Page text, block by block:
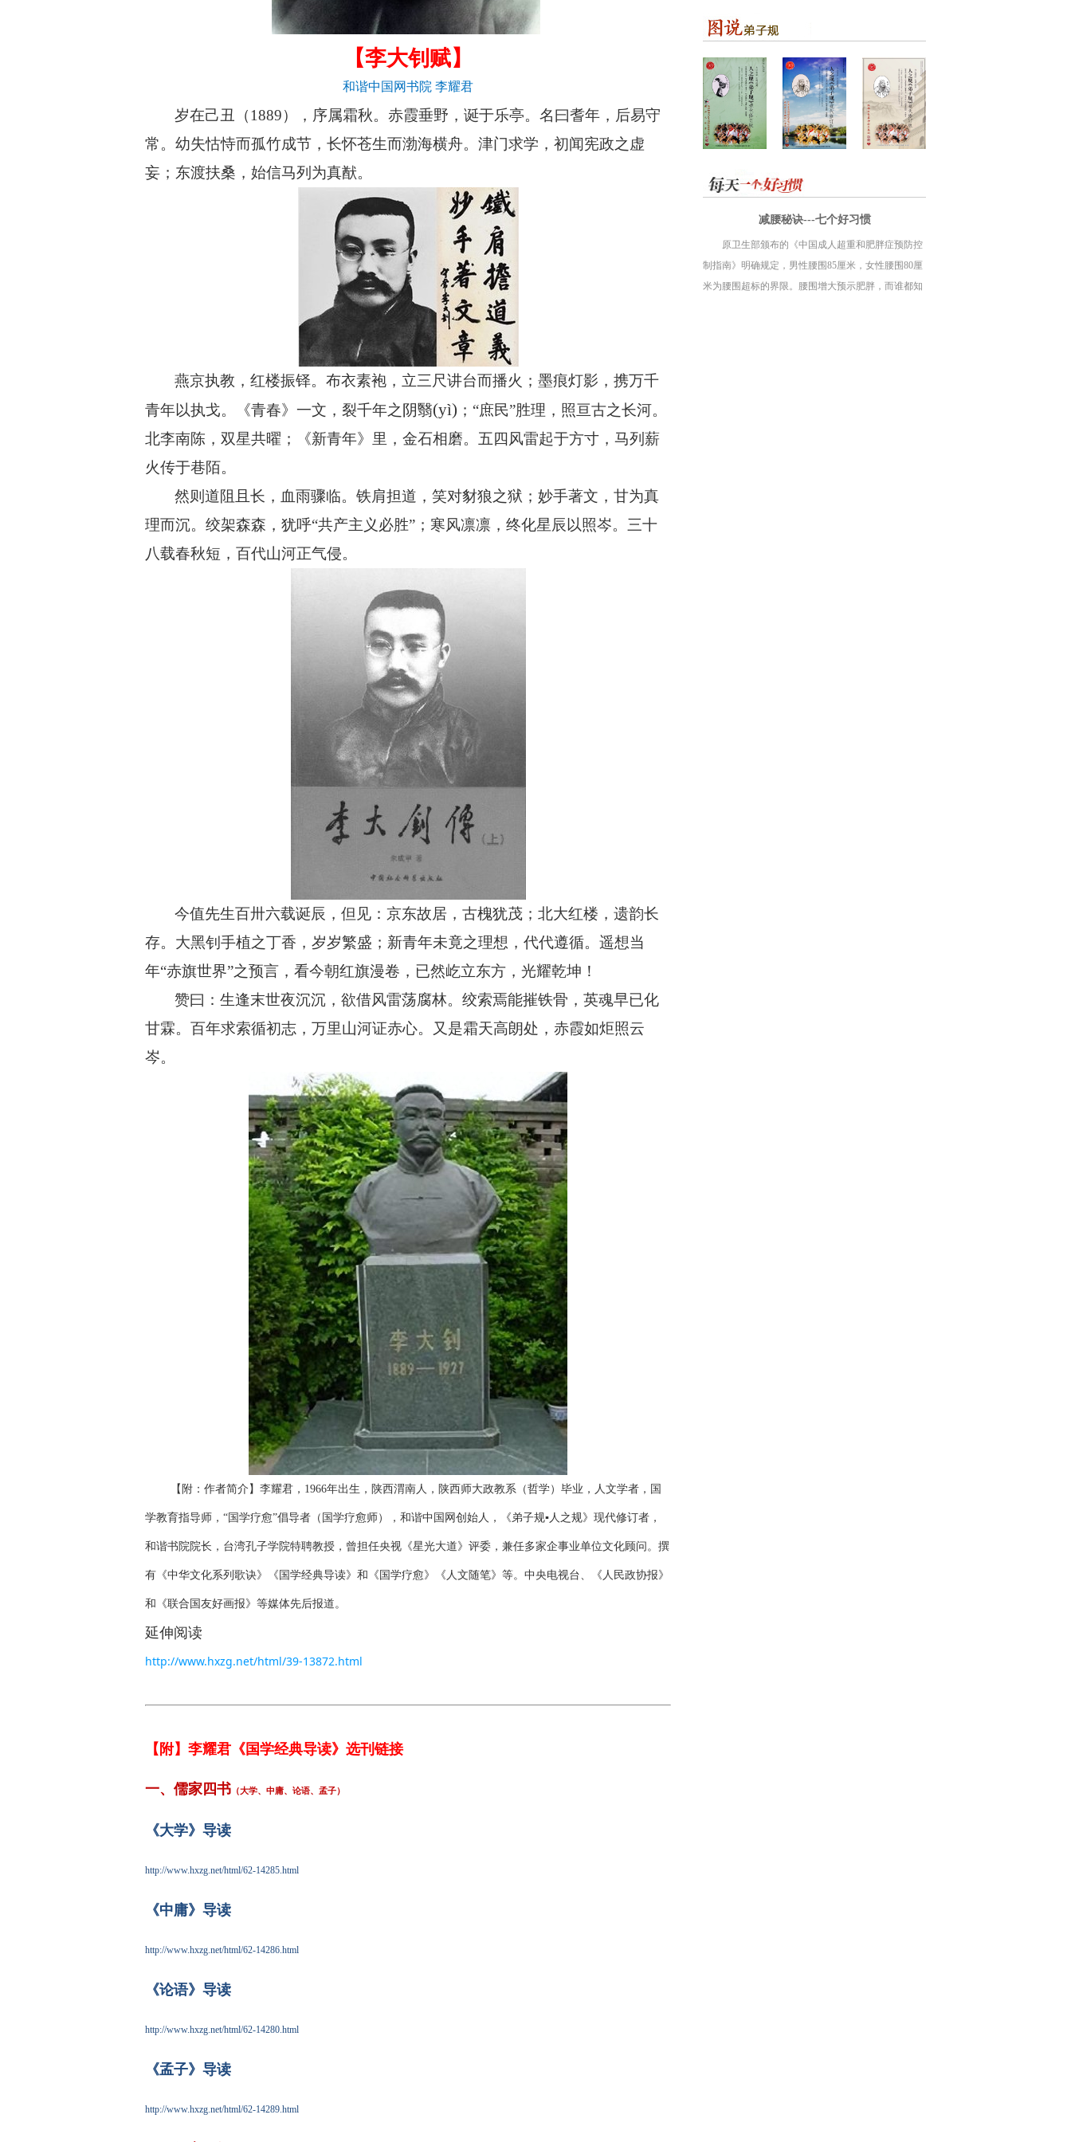
【李大钊赋】
和谐中国网书院 李耀君
岁在己丑 （1889） ，序属霜秋。赤霞垂野，诞于乐亭。名曰耆年 ， 后易守
常。幼失怙恃而孤竹成节，长怀苍生而渤海横舟。津门求学，初闻宪政之虚
妄；东渡扶桑，始信马列为真猷。
燕京执教，红楼振铎。布衣素袍，立三尺讲台而播火；墨痕灯影，携万千
青年以执戈。《青春》一文，裂千年之 阴翳(yì) ； “庶民”胜理，照亘古之长河。
北李南陈，双星共曜；《新青年》里，金石相磨。五四风雷起于方寸，马列薪
火传于巷陌。
然则道阻且长，血雨骤临。铁肩担道，笑对豺狼之狱；妙手著文，甘为真
理而沉。绞架森森，犹呼“共产主义必胜”；寒风凛凛，终化星辰以照岑。三十
八载春秋短，百代山河正气侵。
今值先生百卅六载诞辰，但见：京东故居，古槐犹茂；北大红楼，遗韵长
存。大黑钊手植之丁香，岁岁繁盛；新青年未竟之理想，代代遵循。遥想当
年“赤旗世界”之预言，看今朝红旗漫卷，已然屹立东方，光耀乾坤！
赞曰：生逢末世夜沉沉，欲借风雷荡腐林。绞索焉能摧铁骨，英魂早已化
甘霖。百年求索循初志，万里山河证赤心。又是霜天高朗处，赤霞如炬照云
岑。
【附：作者简介】李耀君，1966年出生，陕西渭南人，陕西师大政教系（哲学）毕业，人文学者，国
学教育指导师，“国学疗愈”倡导者（ 国学疗愈师 ），和谐中国网创始人，《弟子规▪人之规》现代修订者，
和谐书院院长，台湾孔子学院特聘教授，曾担任央视《星光大道》评委，兼任多家企事业单位文化顾问。撰
有《中华文化系列歌诀》《国学经典导读》和《国学疗愈》《人文随笔》等。中央电视台、《人民政协报》
和《联合国友好画报》等媒体先后报道。
延伸阅读
http://www.hxzg.net/html/39-13872.html
【附】李耀君《国学经典导读》 选刊 链接
一、儒家四书 （大学、中庸、论语、孟子）
《大学》导读
http://www.hxzg.net/html/62-14285.html
《中庸》导读
http://www.hxzg.net/html/62-14286.html
《论语》导读
http://www.hxzg.net/html/62-14280.html
《孟子》导读
http://www.hxzg.net/html/62-14289.html
减腰秘诀---七个好习惯
原卫生部颁布的《中国成人超重和肥胖症预防控
制指南》明确规定，男性腰围85厘米，女性腰围80厘
米为腰围超标的界限。腰围增大预示肥胖，而谁都知